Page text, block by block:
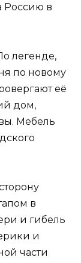
Россию в
легенде,
по новому
её
дом,
Мебель
в
и гибель
и
части